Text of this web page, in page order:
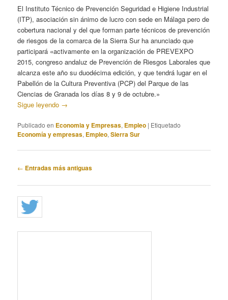
El Instituto Técnico de Prevención Seguridad e Higiene Industrial
(ITP), asociación sin ánimo de lucro con sede en Málaga pero de
cobertura nacional y del que forman parte técnicos de prevención
de riesgos de la comarca de la Sierra Sur ha anunciado que
participará «activamente en la organización de PREVEXPO
2015, congreso andaluz de Prevención de Riesgos Laborales que
alcanza este año su duodécima edición, y que tendrá lugar en el
Pabellón de la Cultura Preventiva (PCP) del Parque de las
Ciencias de Granada los días 8 y 9 de octubre.»
Sigue leyendo →
Publicado en Economia y Empresas, Empleo | Etiquetado
Economía y empresas, Empleo,Sierra Sur
Navegación
entradas
← Entradas más antiguas